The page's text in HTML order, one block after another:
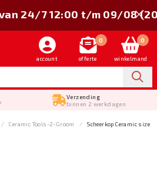
account
0
offerte
0
winkelmand
Verzending
binnen 2 werkdagen
van 24/7 12:00 t/m 09/08
Ceramic Tools-2-Groom
Scheerkop Ceramic size